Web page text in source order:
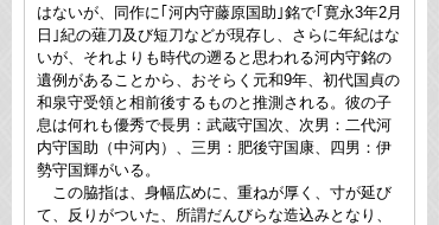
はないが、同作に｢河内守藤原国助｣銘で｢寛永3年2月
日｣紀の薙刀及び短刀などが現存し、さらに年紀はな
いが、それよりも時代の遡ると思われる河内守銘の
遺例があることから、おそらく元和9年、初代国貞の
和泉守受領と相前後するものと推測される。彼の子
息は何れも優秀で長男：武蔵守国次、次男：二代河
内守国助（中河内）、三男：肥後守国康、四男：伊
勢守国輝がいる。
この脇指は、身幅広めに、重ねが厚く、寸が延び
て、反りがついた、所謂だんびらな造込みとなり、